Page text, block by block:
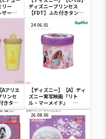
リー
ーコ
ディズニープリンセス
【FDT】ふた付きタンブ
Aアリエ
リンセ
きタン
24.06.01
【ディズニー】【A】ディ
ズニー実写映画『リト
ル・マーメイド』
[PtZ]折り畳みボックス
チェアー
26.08.06